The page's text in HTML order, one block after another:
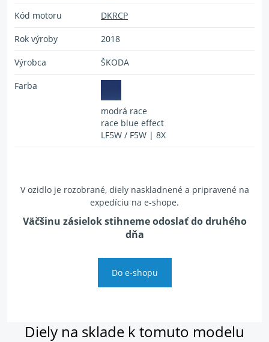
Kód motoru DKRCP
Rok výroby 2018
Výrobca ŠKODA
Farba
modrá race
race blue effect
LF5W / F5W | 8X
V ozidlo je rozobrané, diely naskladnené a pripravené na
expedíciu na e-shope.
Väčšinu zásielok stihneme odoslať do druhého
dňa
Do e-shopu
Diely na sklade k tomuto modelu